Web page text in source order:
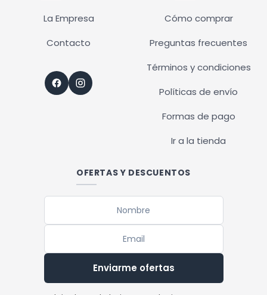
La Empresa
Contacto
Cómo comprar
Preguntas frecuentes
Términos y condiciones
Políticas de envío
Formas de pago
Ir a la tienda
OFERTAS Y DESCUENTOS
Enviarme ofertas